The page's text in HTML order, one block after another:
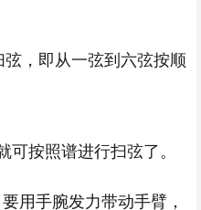
弦，即从一弦到六弦按顺
可按照谱进行扫弦了。
用手腕发力带动手臂，